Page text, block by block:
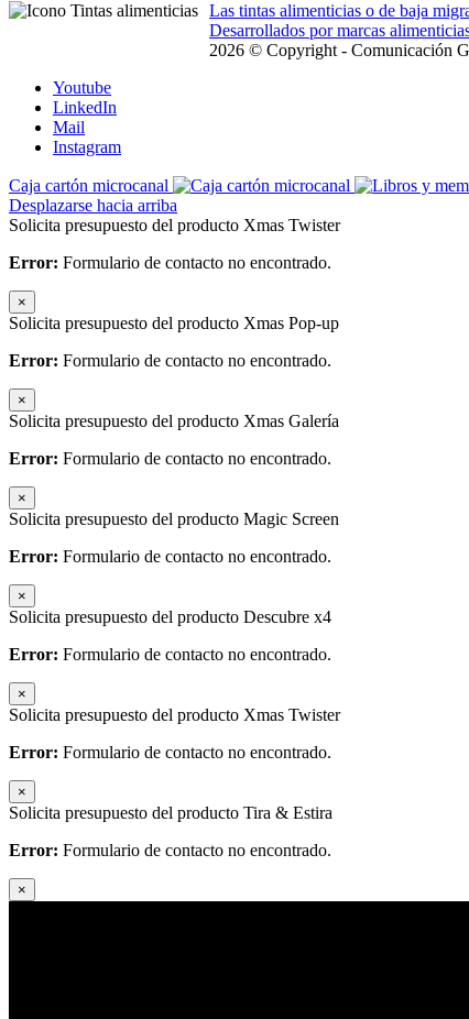
Las tintas alimenticias o de baja
Desarrollados por marcas
2026 © Copyright - Comunicación
Youtube
LinkedIn
Mail
Instagram
Caja cartón microcanal
Desplazarse hacia arriba
Solicita presupuesto del producto Xmas Twister
Error: Formulario de contacto no encontrado.
×
Solicita presupuesto del producto Xmas Pop-up
Error: Formulario de contacto no encontrado.
×
Solicita presupuesto del producto Xmas Galería
Error: Formulario de contacto no encontrado.
×
Solicita presupuesto del producto Magic Screen
Error: Formulario de contacto no encontrado.
×
Solicita presupuesto del producto Descubre x4
Error: Formulario de contacto no encontrado.
×
Solicita presupuesto del producto Xmas Twister
Error: Formulario de contacto no encontrado.
×
Solicita presupuesto del producto Tira & Estira
Error: Formulario de contacto no encontrado.
×